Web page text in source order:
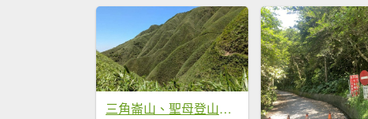
三角崙山、聖母登山（抹茶山）步道